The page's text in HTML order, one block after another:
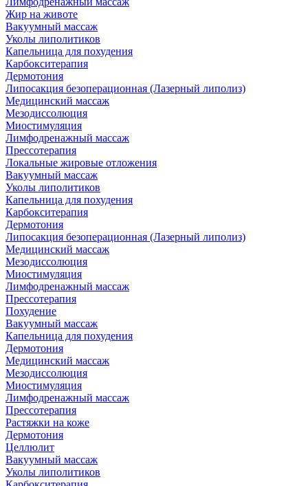
Жир на животе
Вакуумный массаж
Уколы липолитиков
Капельница для похудения
Карбокситерапия
Дермотония
Липосакция безоперационная (Лазерный липолиз)
Медицинский массаж
Мезодиссолюция
Миостимуляция
Лимфодренажный массаж
Прессотерапия
Локальные жировые отложения
Вакуумный массаж
Уколы липолитиков
Капельница для похудения
Карбокситерапия
Дермотония
Липосакция безоперационная (Лазерный липолиз)
Медицинский массаж
Мезодиссолюция
Миостимуляция
Лимфодренажный массаж
Прессотерапия
Похудение
Вакуумный массаж
Капельница для похудения
Дермотония
Медицинский массаж
Мезодиссолюция
Миостимуляция
Лимфодренажный массаж
Прессотерапия
Растяжки на коже
Дермотония
Целлюлит
Вакуумный массаж
Уколы липолитиков